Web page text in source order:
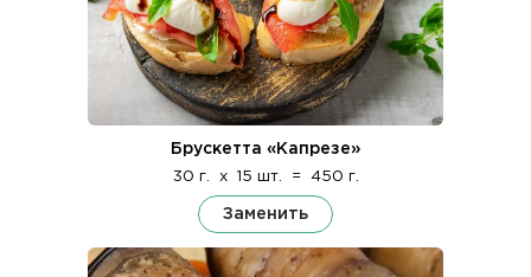
Брускетта «Капрезе»
30 г. x 15 шт. = 450 г.
Заменить